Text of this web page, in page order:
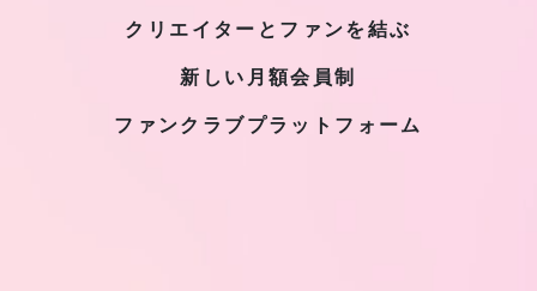
クリエイターとファンを結ぶ
新しい月額会員制
ファンクラブプラットフォーム